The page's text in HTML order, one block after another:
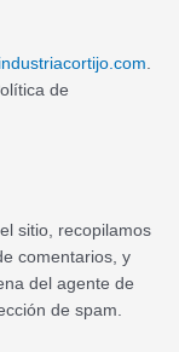
.
de
sitio, recopilamos
comentarios, y
del agente de
de spam.